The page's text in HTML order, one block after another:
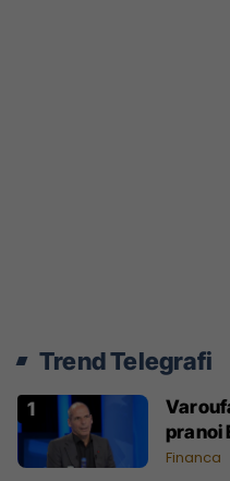
Trend Telegrafi
Financa